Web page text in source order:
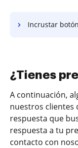
Incrustar botón
¿Tienes
A continuación,
nuestros clientes
respuesta que
respuesta a tu
contacto con